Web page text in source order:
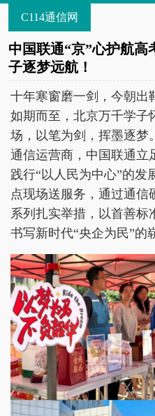
C114通信网
中国联通“京”心护航高
子逐梦远航！
十年寒窗磨一剑，今朝出
如期而至，北京万千学子
场，以笔为剑，挥墨逐梦
通信运营商，中国联通立
践行“以人民为中心”的发
点现场送服务，通过通信
系列扎实举措，以首善标
书写新时代“央企为民”的